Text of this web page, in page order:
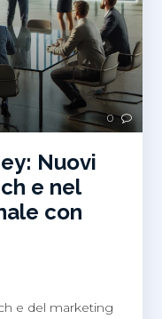
0
Nuovi
e nel
con
e del marketing